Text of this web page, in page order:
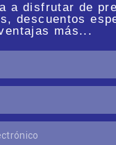
a disfrutar de
descuentos
más...